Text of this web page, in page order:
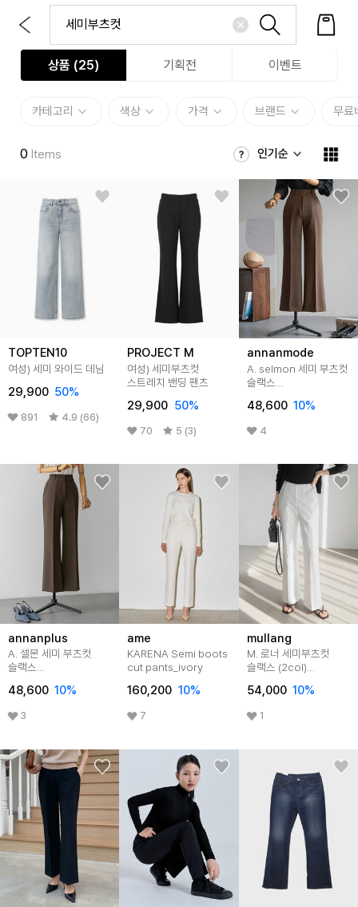
상품 (25) 기획전 이벤트
카테고리 색상 가격 브랜드 무료
0 Items 인기순
TOPTEN10
여성) 세미 와이드 데님
29,900 50%
891 4.9 (66)
PROJECT M
여성) 세미부츠컷
스트레치 밴딩 팬츠
29,900 50%
70 5 (3)
annanmode
A. selmon 세미 부츠컷
슬랙스
48,600 10%
4
annanplus
A. 셀몬 세미 부츠컷
슬랙스
빅사이즈
48,600 10%
3
ame
KARENA Semi boots
cut pants_ivory
160,200 10%
7
mullang
M. 로너 세미부츠컷
슬랙스 (2col)
54,000 10%
1